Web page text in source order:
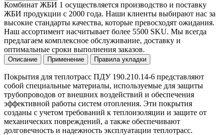
Комбинат ЖБИ 1 осуществляется производство и поставку
ЖБИ продукции с 2000 года. Наши клиенты выбирают нас за
высокие стандарты качества, которые превосходят ожидания.
Наш ассортимент насчитывает более 5500 SKU. Мы всегда
предлагаем комплексное обслуживание, доставку и
оптимальные сроки выполнения заказов.
Описание Применение Правила укладки
Покрытия для теплотрасс ПДУ 190.210.14-6 представляют
собой специальные материалы, используемые для защиты
трубопроводов от внешних воздействий и обеспечения
эффективной работы систем отопления. Эти покрытия
созданы с учетом требований к теплоизоляции и защите от
механических повреждений, а также обеспечивают
долговечность и надежность эксплуатации теплотрасс.